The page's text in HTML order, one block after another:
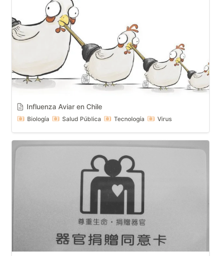
Influenza Aviar en Chile
Biología Salud Pública Tecnología Virus